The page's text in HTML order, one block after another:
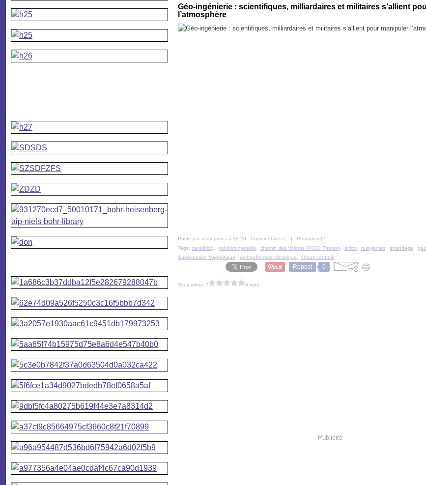
Géo-ingénierie : scientifiques, milliardaires et militaires s’allient
l’atmosphère
Posté par rusty james à 18:20 - Commentaires [ ] - Permalien [#]
Tags: canalblog polution grenelle chemin des Voirons 74200 Thonon avion rustyjames epandage
Sustentation Magnétique
rechauffement climatique chaos controlé
Repost 0
Vous aimez ? 0 vote
Publicité